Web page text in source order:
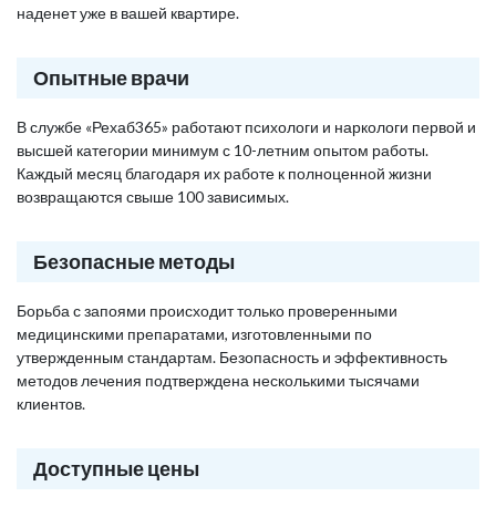
наденет уже в вашей квартире.
Опытные врачи
В службе «Рехаб365» работают психологи и наркологи первой и
высшей категории минимум с 10-летним опытом работы.
Каждый месяц благодаря их работе к полноценной жизни
возвращаются свыше 100 зависимых.
Безопасные методы
Борьба с запоями происходит только проверенными
медицинскими препаратами, изготовленными по
утвержденным стандартам. Безопасность и эффективность
методов лечения подтверждена несколькими тысячами
клиентов.
Доступные цены